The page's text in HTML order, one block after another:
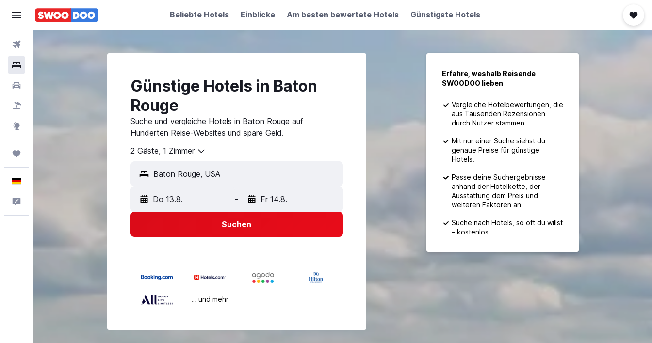
Beliebte Hotels Einblicke Am besten bewertete Hotels Günstigste Hotels
Explore
Günstige Hotels in Baton
Rouge
Suche und vergleiche Hotels in Baton Rouge auf
Hunderten Reise-Websites und spare Geld.
2 Gäste, 1 Zimmer
Do 13.8. - Fr 14.8.
Suchen
… und mehr
Erfahre, weshalb Reisende
SWOODOO lieben
Vergleiche Hotelbewertungen, die
aus Tausenden Rezensionen
durch Nutzer stammen.
Mit nur einer Suche siehst du
genaue Preise für günstige
Hotels.
Passe deine Suchergebnisse
anhand der Hotelkette, der
Ausstattung dem Preis und
weiteren Faktoren an.
Suche nach Hotels, so oft du willst
– kostenlos.